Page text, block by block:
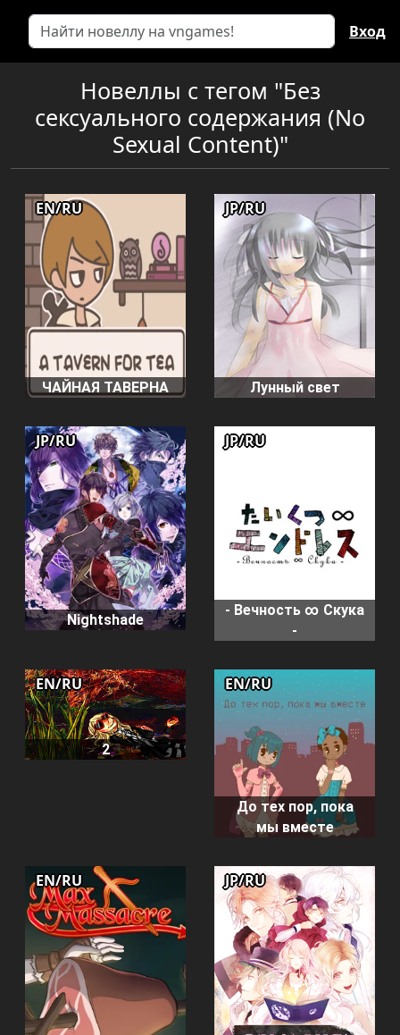
Вход
Новеллы с тегом "Без
сексуального содержания (No
Sexual Content)"
ЧАЙНАЯ ТАВЕРНА
EN/RU
Лунный свет
JP/RU
Nightshade
JP/RU
- Вечность ∞ Скука
-
JP/RU
2
EN/RU
До тех пор, пока
мы вместе
EN/RU
EN/RU JP/RU